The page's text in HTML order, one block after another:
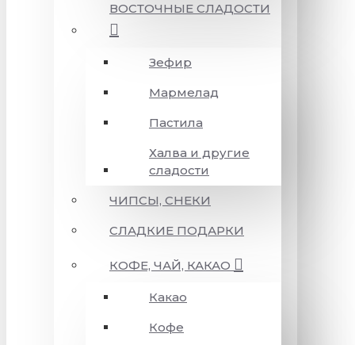
ВОСТОЧНЫЕ СЛАДОСТИ
Зефир
Мармелад
Пастила
Халва и другие
сладости
ЧИПСЫ, СНЕКИ
СЛАДКИЕ ПОДАРКИ
КОФЕ, ЧАЙ, КАКАО
Какао
Кофе